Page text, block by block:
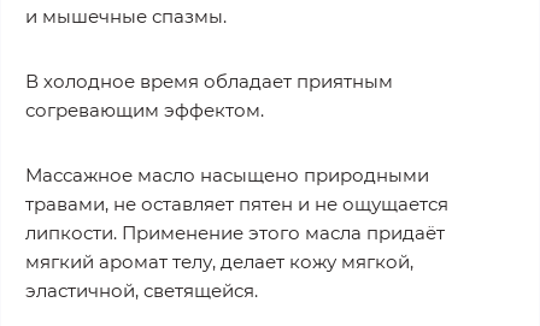
и мышечные спазмы.
В холодное время обладает приятным
согревающим эффектом.
Массажное масло насыщено природными
травами, не оставляет пятен и не ощущается
липкости. Применение этого масла придаёт
мягкий аромат телу, делает кожу мягкой,
эластичной, светящейся.